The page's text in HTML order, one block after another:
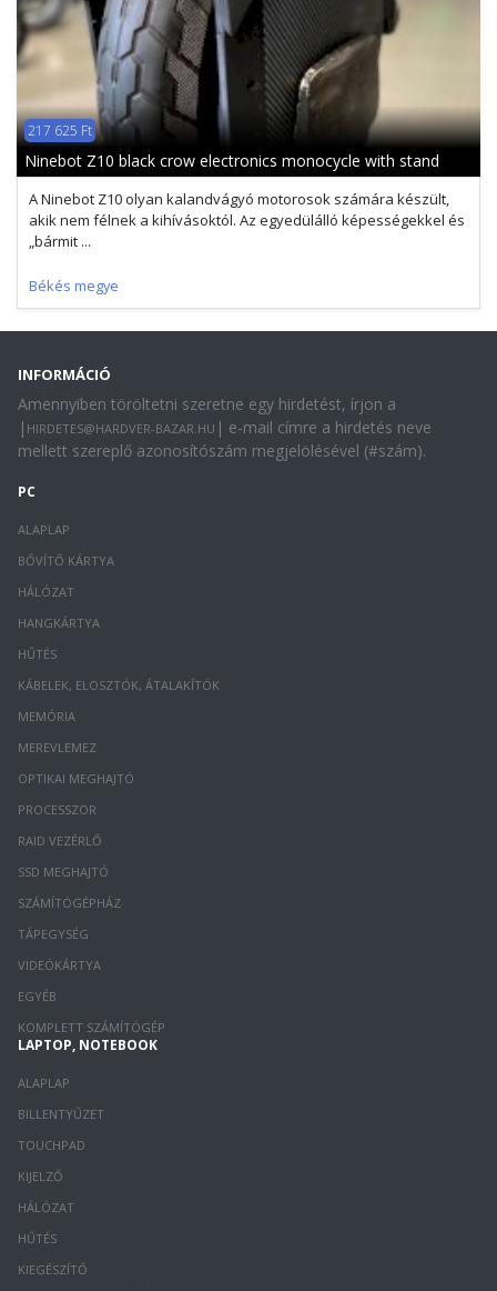
217 625 Ft
Ninebot Z10 black crow electronics monocycle with stand
A Ninebot Z10 olyan kalandvágyó motorosok számára készült,
akik nem félnek a kihívásoktól. Az egyedülálló képességekkel és
„bármit ...
Békés megye
INFORMÁCIÓ
Amennyiben töröltetni szeretne egy hirdetést, írjon a
| HIRDETES@HARDVER-BAZAR.HU | e-mail címre a hirdetés neve
mellett szereplő azonosítószám megjelölésével (#szám).
PC
ALAPLAP
BŐVÍTŐ KÁRTYA
HÁLÓZAT
HANGKÁRTYA
HŰTÉS
KÁBELEK, ELOSZTÓK, ÁTALAKÍTÓK
MEMÓRIA
MEREVLEMEZ
OPTIKAI MEGHAJTÓ
PROCESSZOR
RAID VEZÉRLŐ
SSD MEGHAJTÓ
SZÁMÍTÓGÉPHÁZ
TÁPEGYSÉG
VIDEÓKÁRTYA
EGYÉB
KOMPLETT SZÁMÍTÓGÉP
LAPTOP, NOTEBOOK
ALAPLAP
BILLENTYŰZET
TOUCHPAD
KIJELZŐ
HÁLÓZAT
HŰTÉS
KIEGÉSZÍTŐ